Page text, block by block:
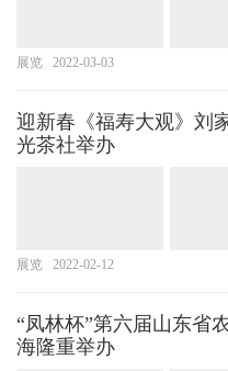
展览 2022-03-03
迎新春《福寿大观》刘
光茶社举办
展览 2022-02-12
“凤林杯”第六届山东省
海隆重举办